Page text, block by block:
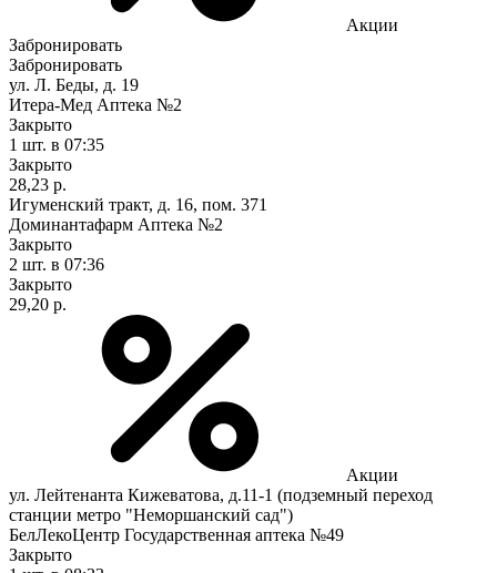
Акции
Забронировать
Забронировать
ул. Л. Беды, д. 19
Итера-Мед Аптека №2
Закрыто
1 шт. в 07:35
Закрыто
28,23 р.
Игуменский тракт, д. 16, пом. 371
Доминантафарм Аптека №2
Закрыто
2 шт. в 07:36
Закрыто
29,20 р.
Акции
ул. Лейтенанта Кижеватова, д.11-1 (подземный переход
станции метро "Неморшанский сад")
БелЛекоЦентр Государственная аптека №49
Закрыто